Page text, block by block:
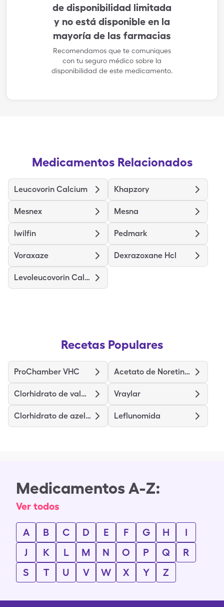
de disponibilidad limitada
y no está disponible en la
mayoría de las farmacias
Recomendamos que te comuniques
con tu seguro médico sobre la
disponibilidad de este medicamento.
Medicamentos Relacionados
Leucovorin Calcium Khapzory
Mesnex Mesna
Iwilfin Pedmark
Voraxaze Dexrazoxane Hcl
Levoleucovorin Calcium Pf
Recetas Populares
ProChamber VHC Acetato de Noretindrona y Etinilestradiol
Clorhidrato de valaciclovir Vraylar
Clorhidrato de azelastina Leflunomida
Medicamentos A-Z:
Ver todos
A B C D E F G H
I
J
K L M N O P Q
R
S
T U V W X Y Z